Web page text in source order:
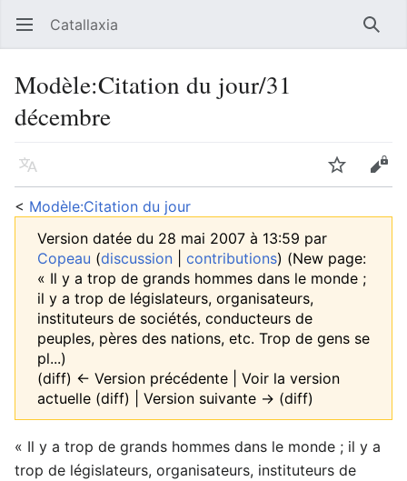
Ouvrir le menu principal Catallaxia
Modèle:Citation du jour/31
décembre
Langue Suivre
< Modèle:Citation du jour
Version datée du 28 mai 2007 à 13:59 par
Copeau (discussion contributions) (New page:
« Il y a trop de grands hommes dans le monde ;
il y a trop de législateurs, organisateurs,
instituteurs de sociétés, conducteurs de
peuples, pères des nations, etc. Trop de gens se
pl...)
(diff) ← Version précédente | Voir la version
actuelle (diff) | Version suivante → (diff)
« Il y a trop de grands hommes dans le monde ; il y a
trop de législateurs, organisateurs, instituteurs de